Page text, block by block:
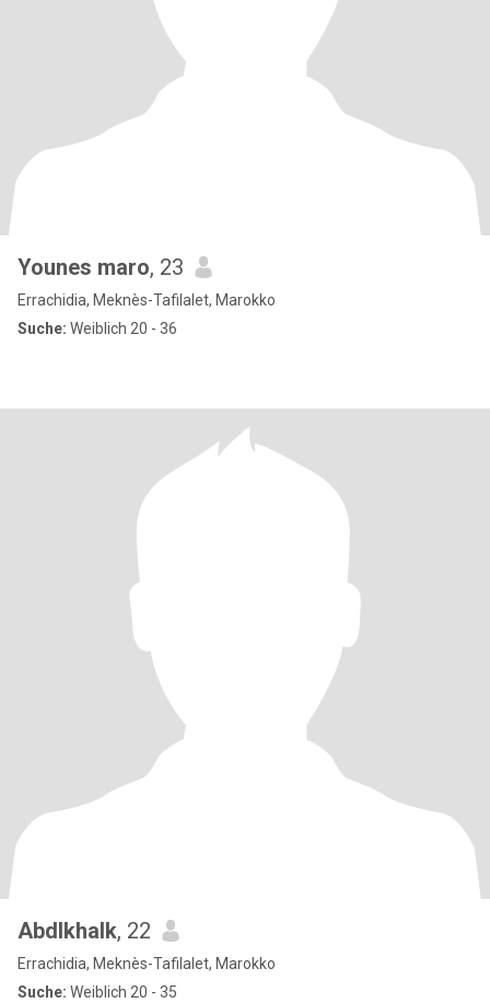
Younes maro, 23
Errachidia, Meknès-Tafilalet, Marokko
Suche: Weiblich 20 - 36
Abdlkhalk, 22
Errachidia, Meknès-Tafilalet, Marokko
Suche: Weiblich 20 - 35